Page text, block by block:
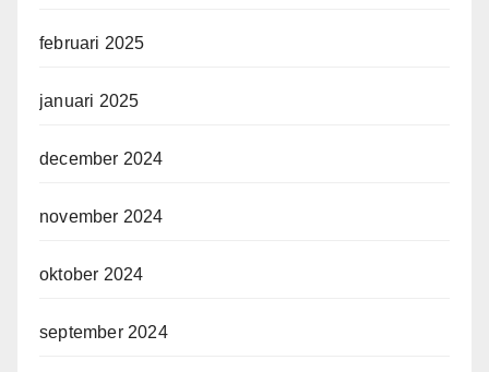
februari 2025
januari 2025
december 2024
november 2024
oktober 2024
september 2024